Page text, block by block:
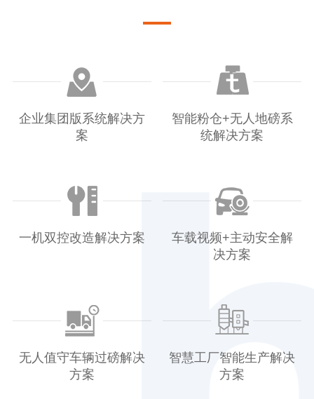
企业集团版系统解决方
案
智能粉仓+无人地磅系
统解决方案
一机双控改造解决方案
车载视频+主动安全解
决方案
无人值守车辆过磅解决
方案
智慧工厂智能生产解决
方案